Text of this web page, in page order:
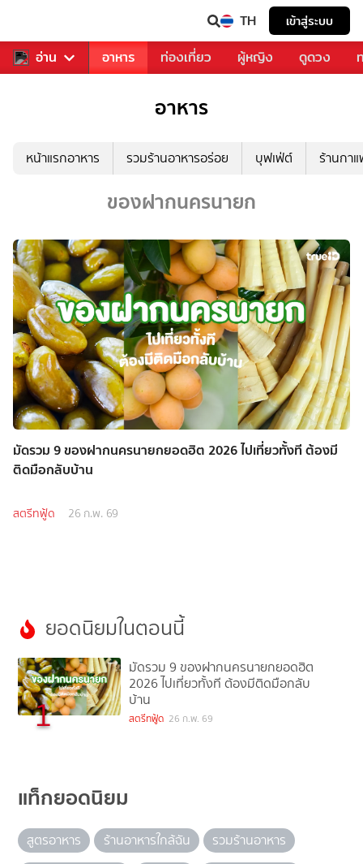
TH เข้าสู่ระบบ
อ่าน
รวงการเพลง อาหาร ท่องเที่ยว ผู้หญิง ดูดวง
อาหาร
หน้าแรกอาหาร รวมร้านอาหารอร่อย บุฟเฟ่ต์ ร้านกา
ของฝากนครนายก
มัดรวม 9 ของฝากนครนายกยอดฮิต 2026 ไปเที่ยวทั้งที ต้องมี
ติดมือกลับบ้าน
สตรีทฟู้ด 26 ก.พ. 69
ยอดนิยมในตอนนี้
1
มัดรวม 9 ของฝากนครนายกยอดฮิต
2026 ไปเที่ยวทั้งที ต้องมีติดมือกลับ
บ้าน
สตรีทฟู้ด 26 ก.พ. 69
แท็กยอดนิยม
สูตรอาหาร ร้านอาหารใกล้ฉัน
รวมร้านอาหาร